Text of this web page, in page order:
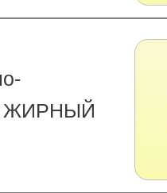
ЖИРНЫЙ